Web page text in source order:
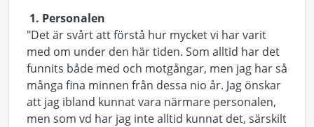
1. Personalen
"Det är svårt att förstå hur mycket vi har varit
med om under den här tiden. Som alltid har det
funnits både med och motgångar, men jag har så
många fina minnen från dessa nio år. Jag önskar
att jag ibland kunnat vara närmare personalen,
men som vd har jag inte alltid kunnat det, särskilt